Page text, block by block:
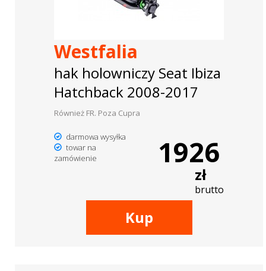
Westfalia
hak holowniczy Seat Ibiza
Hatchback 2008-2017
Również FR. Poza Cupra
darmowa wysyłka
towar na
zamówienie
1926
zł
brutto
Kup